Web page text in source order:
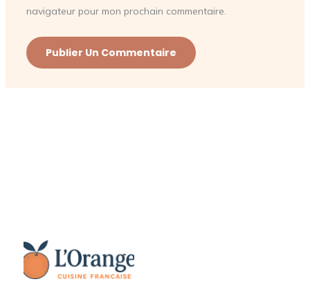
navigateur pour mon prochain commentaire.